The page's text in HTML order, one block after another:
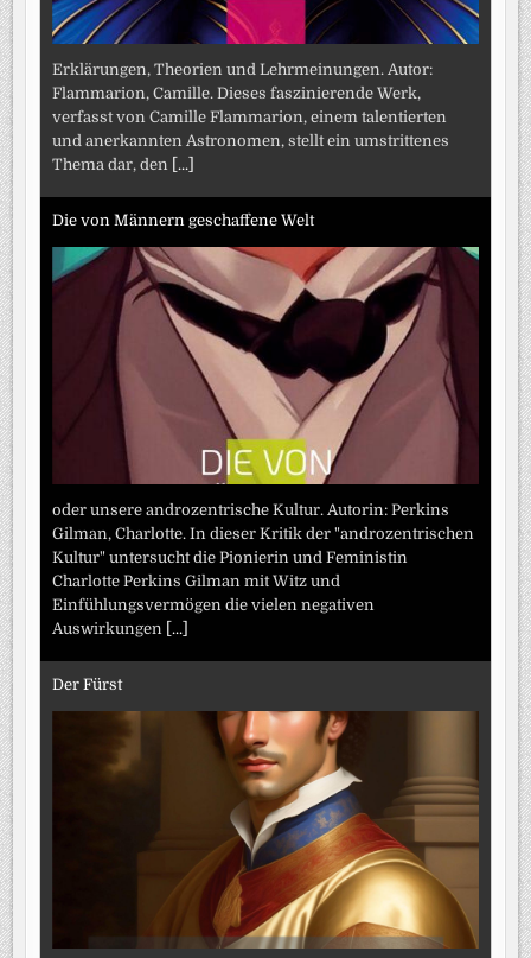
Erklärungen, Theorien und Lehrmeinungen. Autor:
Flammarion, Camille. Dieses faszinierende Werk,
verfasst von Camille Flammarion, einem talentierten
und anerkannten Astronomen, stellt ein umstrittenes
Thema dar, den [...]
Die von Männern geschaffene Welt
oder unsere androzentrische Kultur. Autorin: Perkins
Gilman, Charlotte. In dieser Kritik der "androzentrischen
Kultur" untersucht die Pionierin und Feministin
Charlotte Perkins Gilman mit Witz und
Einfühlungsvermögen die vielen negativen
Auswirkungen [...]
Der Fürst